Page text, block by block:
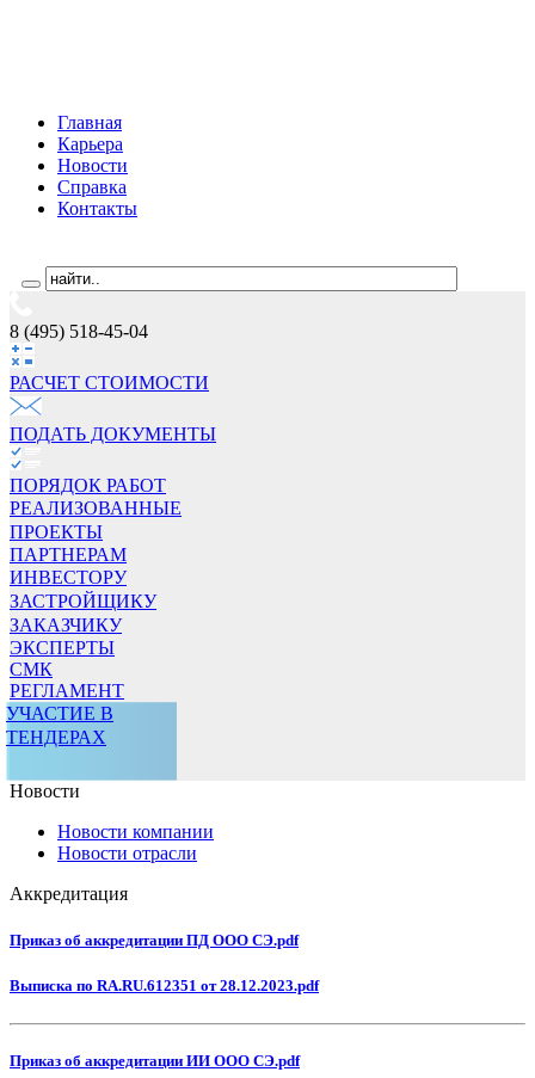
Главная
Карьера
Новости
Справка
Контакты
8 (495) 518-45-04
РАСЧЕТ СТОИМОCТИ
ПОДАТЬ ДОКУМЕНТЫ
ПОРЯДОК РАБОТ
РЕАЛИЗОВАННЫЕ
ПРОЕКТЫ
ПАРТНЕРАМ
ИНВЕСТОРУ
ЗАСТРОЙЩИКУ
ЗАКАЗЧИКУ
ЭКСПЕРТЫ
СМК
РЕГЛАМЕНТ
УЧАСТИЕ В
ТЕНДЕРАХ
Новости
Новости компании
Новости отрасли
Аккредитация
Приказ об аккредитации ПД ООО СЭ.pdf
Выписка по RA.RU.612351 от 28.12.2023.pdf
Приказ об аккредитации ИИ ООО СЭ.pdf